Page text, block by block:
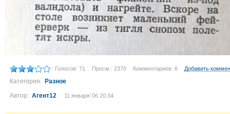
Голосов: 71 Просм.: 2370 Комментариев: 6 Добавить
Категория: Разное
Автор: Агент12 11 января´06 20:34